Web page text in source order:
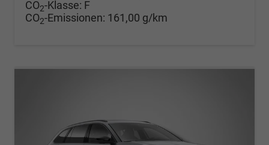
CO2-Klasse: F
CO2-Emissionen: 161,00 g/km